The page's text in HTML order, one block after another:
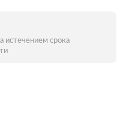
истечением срока